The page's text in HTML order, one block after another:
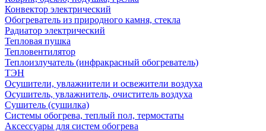
Конвектор электрический
Обогреватель из природного камня, стекла
Радиатор электрический
Тепловая пушка
Тепловентилятор
Теплоизлучатель (инфракрасный обогреватель)
ТЭН
Осушители, увлажнители и освежители воздуха
Осушитель, увлажнитель, очиститель воздуха
Сушитель (сушилка)
Системы обогрева, теплый пол, термостаты
Аксессуары для систем обогрева